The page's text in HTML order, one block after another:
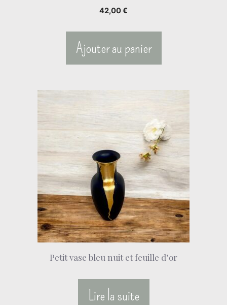
42,00€
Ajouter au panier
Petit vase bleu nuit et feuille d’or
Lire la suite